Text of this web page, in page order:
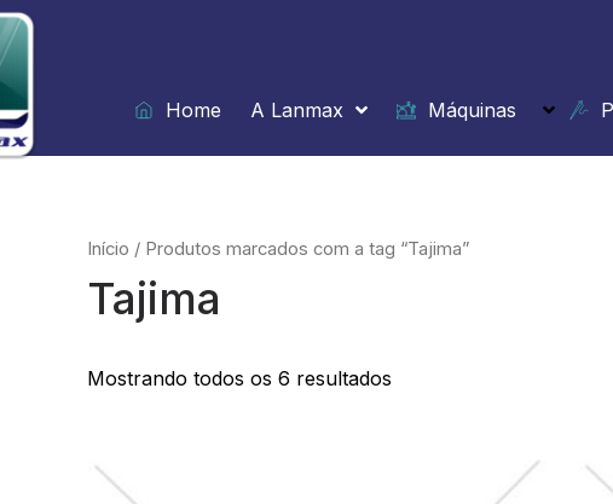
Ir
para
o
conteúdo
Home
A Lanmax Máquinas
Início / Produtos marcados com a tag “Tajima”
Tajima
Mostrando todos os 6 resultados